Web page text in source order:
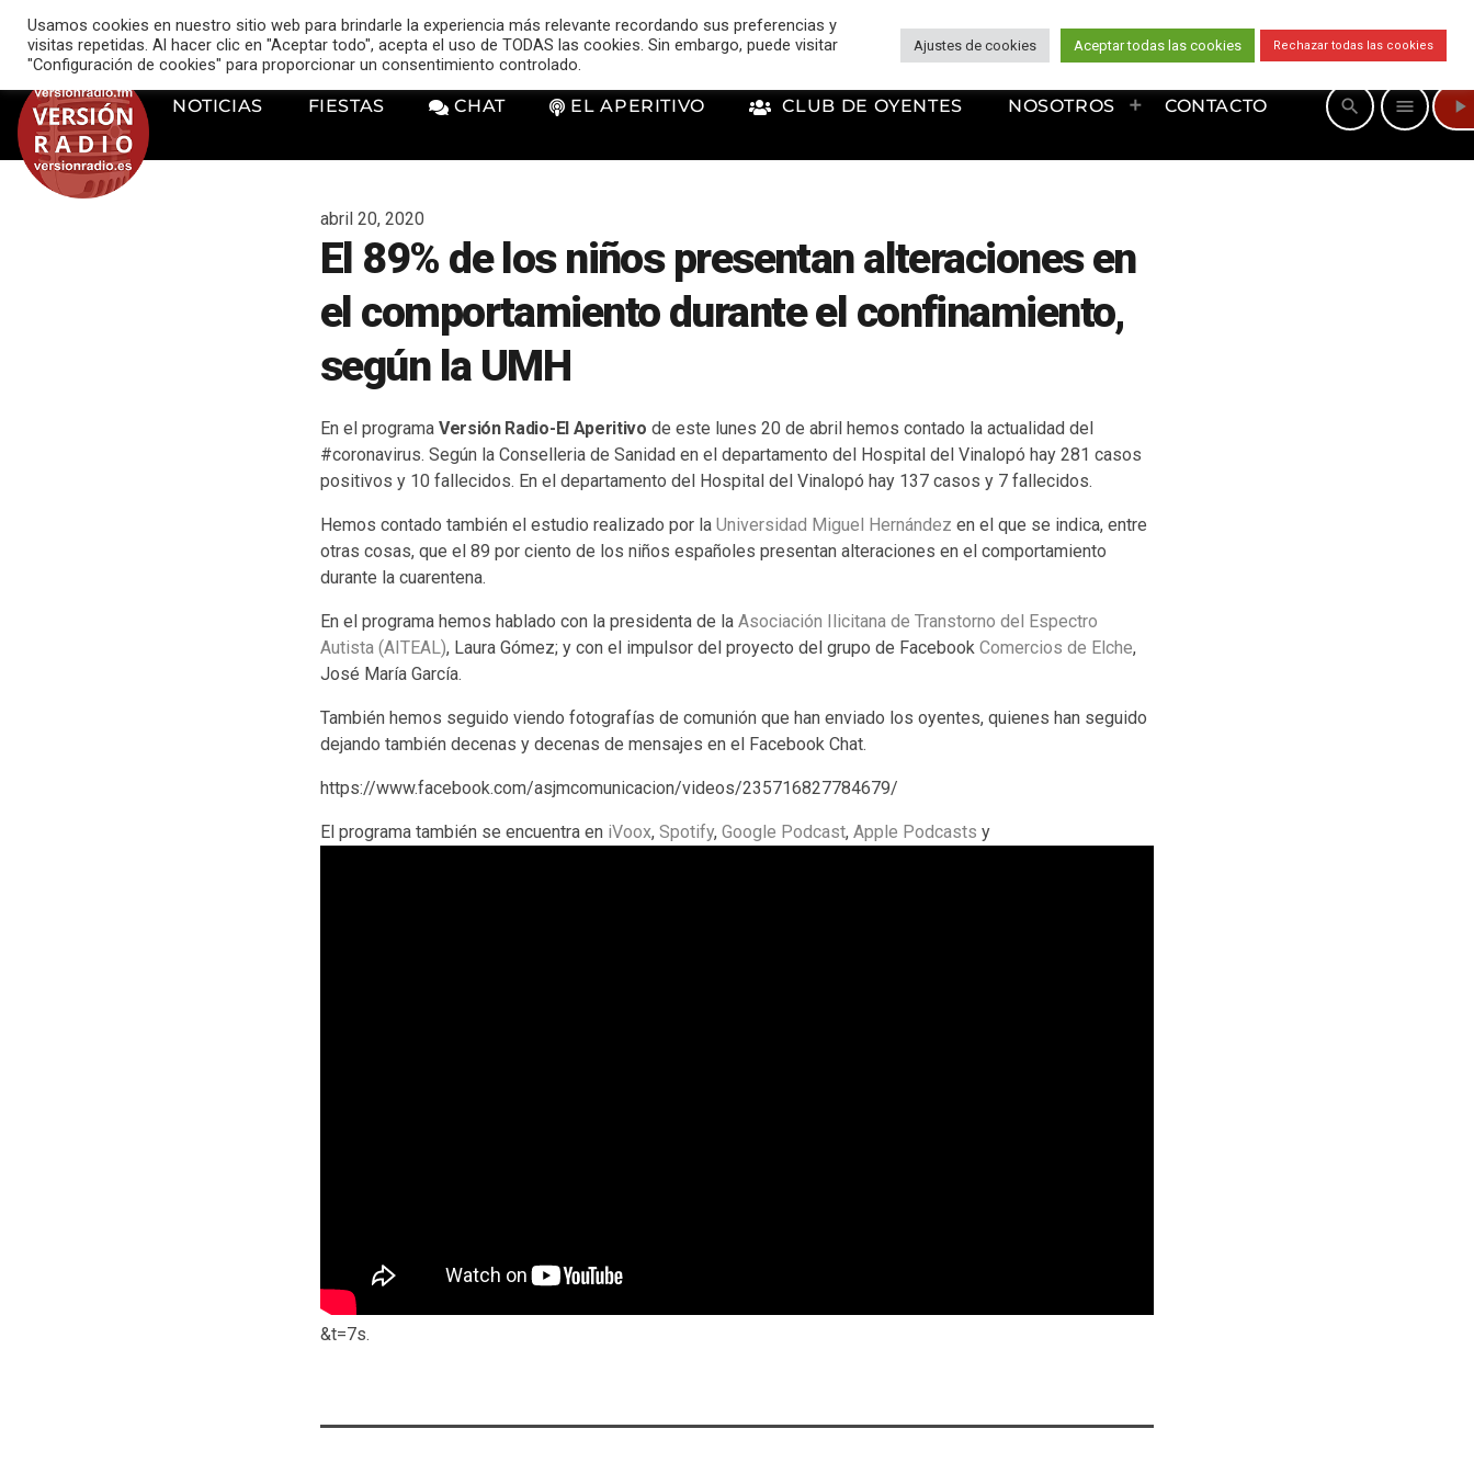
music_note VERSIÓN RADIO
NOTICIAS FIESTAS CHAT EL APERITIVO CLUB DE OYENTES NOSOTROS CONTACTO search menu play_arrow
abril 20, 2020
El 89% de los niños presentan alteraciones en
el comportamiento durante el confinamiento,
según la UMH
En el programa Versión Radio-El Aperitivo de este lunes 20 de abril hemos contado la actualidad del
#coronavirus. Según la Conselleria de Sanidad en el departamento del Hospital del Vinalopó hay 281 casos
positivos y 10 fallecidos. En el departamento del Hospital del Vinalopó hay 137 casos y 7 fallecidos.
Hemos contado también el estudio realizado por la Universidad Miguel Hernández en el que se indica, entre
otras cosas, que el 89 por ciento de los niños españoles presentan alteraciones en el comportamiento
durante la cuarentena.
En el programa hemos hablado con la presidenta de la Asociación Ilicitana de Transtorno del Espectro
Autista (AITEAL), Laura Gómez; y con el impulsor del proyecto del grupo de Facebook Comercios de Elche,
José María García.
También hemos seguido viendo fotografías de comunión que han enviado los oyentes, quienes han seguido
dejando también decenas y decenas de mensajes en el Facebook Chat.
https://www.facebook.com/asjmcomunicacion/videos/235716827784679/
El programa también se encuentra en iVoox, Spotify, Google Podcast, Apple Podcasts y
&t=7s.
Usamos cookies en nuestro sitio web para brindarle la experiencia más relevante recordando sus preferencias y
visitas repetidas. Al hacer clic en "Aceptar todo", acepta el uso de TODAS las cookies. Sin embargo, puede visitar
"Configuración de cookies" para proporcionar un consentimiento controlado.
Ajustes de cookies Aceptar todas las cookies Rechazar todas las cookies